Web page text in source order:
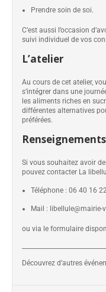
Prendre soin de soi.
C’est aussi l’occasion
suivi individuel de vos
L’atelier
Au cours de cet atelier,
s’intégrer dans une
les aliments riches en
différentes alternatives
préférées.
Si vous souhaitez avoir
pouvez contacter La
Téléphone : 06 40 16
Mail :
ou via le formulaire
Découvrez d’autres